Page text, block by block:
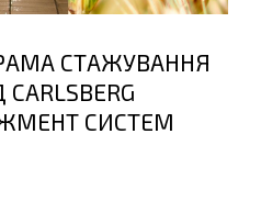
СТАЖУВАННЯ
CARLSBERG
СИСТЕМ